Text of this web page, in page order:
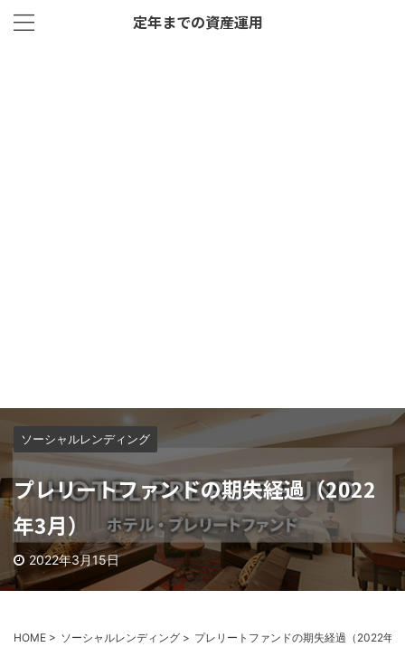
定年までの資産運用
ソーシャルレンディング
プレリートファンドの期失経過（2022
年3月）
2022年3月15日
HOME > ソーシャルレンディング > プレリートファンドの期失経過（2022年3